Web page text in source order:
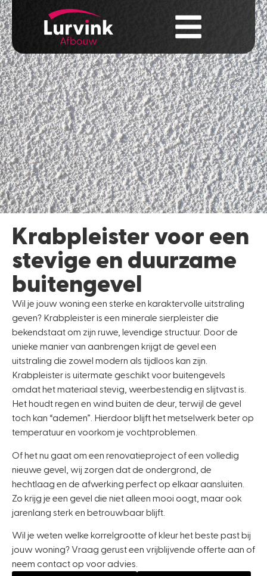
Krabpleister voor een
stevige en duurzame
buitengevel
Wil je jouw woning een sterke en karaktervolle uitstraling
geven? Krabpleister is een minerale sierpleister die
bekendstaat om zijn ruwe, levendige structuur. Door de
unieke manier van aanbrengen krijgt de gevel een
uitstraling die zowel modern als tijdloos kan zijn.
Krabpleister is uitermate geschikt voor buitengevels
omdat het materiaal stevig, weerbestendig en slijtvast is.
Het houdt regen en wind buiten de deur, terwijl de gevel
toch kan “ademen”. Hierdoor blijft het metselwerk beter op
temperatuur en voorkom je vochtproblemen.
Of het nu gaat om een renovatieproject of een volledig
nieuwe gevel, wij zorgen dat de ondergrond, de
hechtlaag en de afwerking perfect op elkaar aansluiten.
Zo krijg je een gevel die niet alleen mooi oogt, maar ook
jarenlang sterk en betrouwbaar blijft.
Wil je weten welke korrelgrootte of kleur het beste past bij
jouw woning? Vraag gerust een vrijblijvende offerte aan of
neem contact op voor advies.